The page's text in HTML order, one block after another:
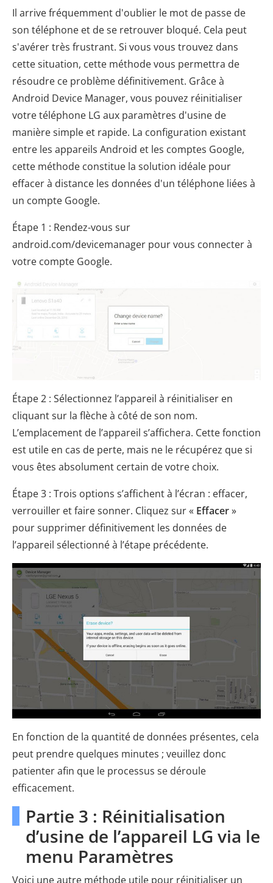
Il arrive fréquemment d'oublier le mot de passe de
son téléphone et de se retrouver bloqué. Cela peut
s'avérer très frustrant. Si vous vous trouvez dans
cette situation, cette méthode vous permettra de
résoudre ce problème définitivement. Grâce à
Android Device Manager, vous pouvez réinitialiser
votre téléphone LG aux paramètres d'usine de
manière simple et rapide. La configuration existant
entre les appareils Android et les comptes Google,
cette méthode constitue la solution idéale pour
effacer à distance les données d'un téléphone liées à
un compte Google.
Étape 1 : Rendez-vous sur
android.com/devicemanager pour vous connecter à
votre compte Google.
Étape 2 : Sélectionnez l’appareil à réinitialiser en
cliquant sur la flèche à côté de son nom.
L’emplacement de l’appareil s’affichera. Cette fonction
est utile en cas de perte, mais ne le récupérez que si
vous êtes absolument certain de votre choix.
Étape 3 : Trois options s’affichent à l’écran : effacer,
verrouiller et faire sonner. Cliquez sur « Effacer»
pour supprimer définitivement les données de
l’appareil sélectionné à l’étape précédente.
En fonction de la quantité de données présentes, cela
peut prendre quelques minutes ; veuillez donc
patienter afin que le processus se déroule
efficacement.
Partie 3 : Réinitialisation
d’usine de l’appareil LG via le
menu Paramètres
Voici une autre méthode utile pour réinitialiser un